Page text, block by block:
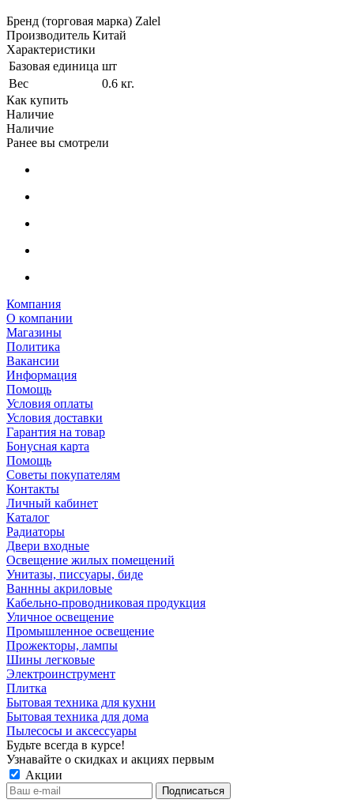
Бренд (торговая марка) Zalel
Производитель Китай
Характеристики
Базовая единица шт
Вес
0.6 кг.
Как купить
Наличие
Наличие
Ранее вы смотрели
Компания
О компании
Магазины
Политика
Вакансии
Информация
Помощь
Условия оплаты
Условия доставки
Гарантия на товар
Бонусная карта
Помощь
Советы покупателям
Контакты
Личный кабинет
Каталог
Радиаторы
Двери входные
Освещение жилых помещений
Унитазы, писсуары, биде
Ваннны акриловые
Кабельно-проводниковая продукция
Уличное освещение
Промышленное освещение
Прожекторы, лампы
Шины легковые
Электроинструмент
Плитка
Бытовая техника для кухни
Бытовая техника для дома
Пылесосы и аксессуары
Будьте всегда в курсе!
Узнавайте о скидках и акциях первым
Акции